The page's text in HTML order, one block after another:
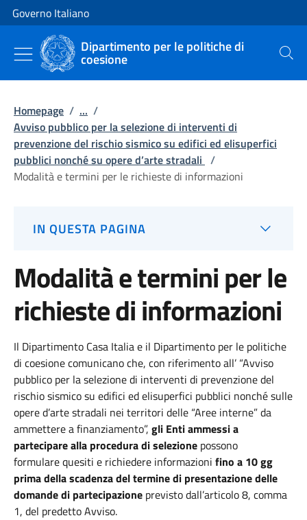
Vai al contenuto
Vai alla navigazione del sito
Governo Italiano
Dipartimento per le politiche di
coesione Cerca
Homepage / ... /
Avviso pubblico per la selezione di interventi di
prevenzione del rischio sismico su edifici ed elisuperfici
pubblici nonché su opere d’arte stradali /
Modalità e termini per le richieste di informazioni
IN QUESTA PAGINA
Modalità e termini per le
richieste di informazioni
Il Dipartimento Casa Italiae il Dipartimento per le politiche
di coesione comunicanoche, con riferimento all’ “Avviso
pubblico per la selezione di interventi di prevenzione del
rischio sismico su edifici ed elisuperfici pubblici nonché sulle
opere d’arte stradali nei territori delle “Aree interne” da
ammettere a finanziamento”, gli Enti ammessi a
partecipare alla procedura di selezione possono
formularequesiti e richiedere informazioni fino a 10 gg
prima della scadenza del termine di presentazione delle
domandedi partecipazione previsto dall’articolo8, comma
1, del predetto Avviso.